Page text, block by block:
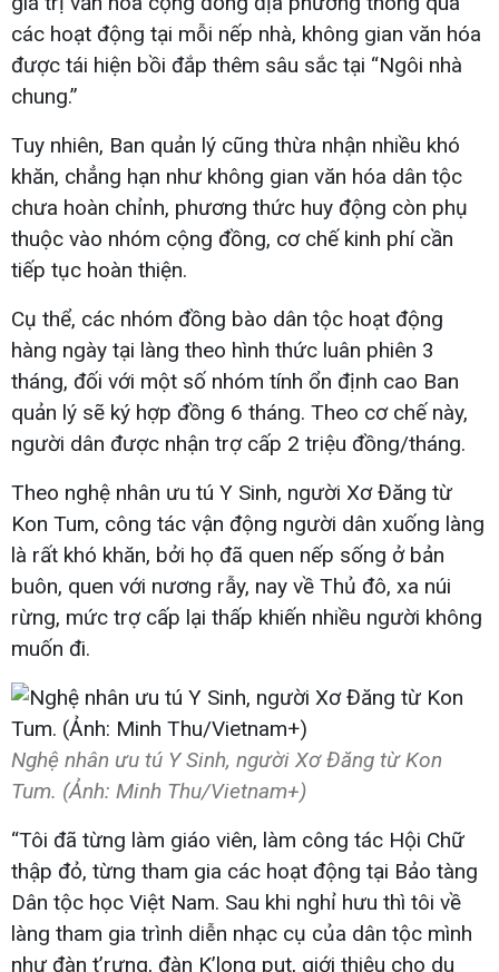
các hoạt động tại mỗi nếp nhà, không gian văn hóa
được tái hiện bồi đắp thêm sâu sắc tại “Ngôi nhà
chung.”
Tuy nhiên, Ban quản lý cũng thừa nhận nhiều khó
khăn, chẳng hạn như không gian văn hóa dân tộc
chưa hoàn chỉnh, phương thức huy động còn phụ
thuộc vào nhóm cộng đồng, cơ chế kinh phí cần
tiếp tục hoàn thiện.
Cụ thể, các nhóm đồng bào dân tộc hoạt động
hàng ngày tại làng theo hình thức luân phiên 3
tháng, đối với một số nhóm tính ổn định cao Ban
quản lý sẽ ký hợp đồng 6 tháng. Theo cơ chế này,
người dân được nhận trợ cấp 2 triệu đồng/tháng.
Theo nghệ nhân ưu tú Y Sinh, người Xơ Đăng từ
Kon Tum, công tác vận động người dân xuống làng
là rất khó khăn, bởi họ đã quen nếp sống ở bản
buôn, quen với nương rẫy, nay về Thủ đô, xa núi
rừng, mức trợ cấp lại thấp khiến nhiều người không
muốn đi.
Nghệ nhân ưu tú Y Sinh, người Xơ Đăng từ Kon
Tum. (Ảnh: Minh Thu/Vietnam+)
“Tôi đã từng làm giáo viên, làm công tác Hội Chữ
thập đỏ, từng tham gia các hoạt động tại Bảo tàng
Dân tộc học Việt Nam. Sau khi nghỉ hưu thì tôi về
làng tham gia trình diễn nhạc cụ của dân tộc mình
như đàn t’rưng, đàn K’long put, giới thiệu cho du